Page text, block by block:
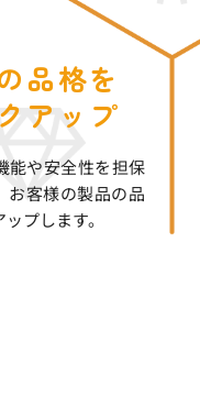
品格を
アップ
能や安全性を担保
お客様の製品の品
プします。